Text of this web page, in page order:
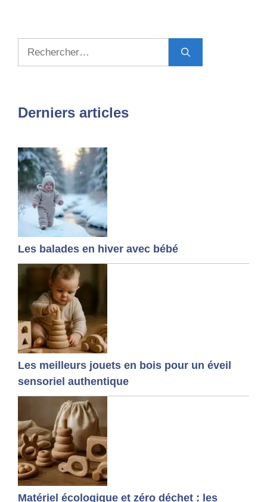
Derniers articles
Les balades en hiver avec bébé
Les meilleurs jouets en bois pour un éveil
sensoriel authentique
Matériel écologique et zéro déchet : les